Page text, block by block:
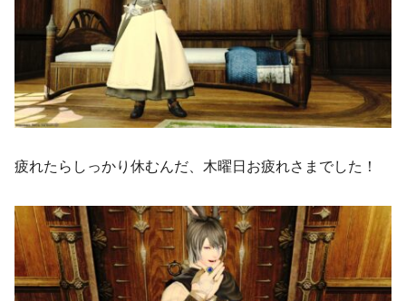
疲れたらしっかり休むんだ、木曜日お疲れさまでした！